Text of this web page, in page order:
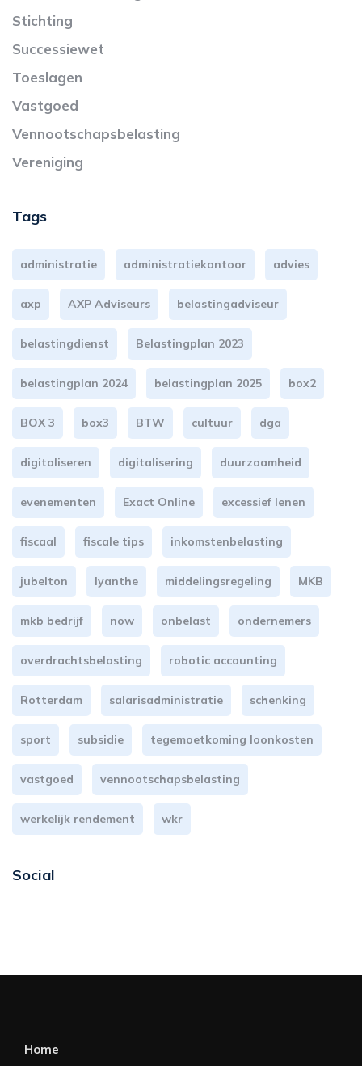
Stichting
Successiewet
Toeslagen
Vastgoed
Vennootschapsbelasting
Vereniging
Tags
administratie administratiekantoor advies
axp AXP Adviseurs belastingadviseur
belastingdienst Belastingplan 2023
belastingplan 2024 belastingplan 2025 box2
BOX 3 box3 BTW cultuur dga
digitaliseren digitalisering duurzaamheid
evenementen Exact Online excessief lenen
fiscaal fiscale tips inkomstenbelasting
jubelton lyanthe middelingsregeling MKB
mkb bedrijf now onbelast ondernemers
overdrachtsbelasting robotic accounting
Rotterdam salarisadministratie schenking
sport subsidie tegemoetkoming loonkosten
vastgoed vennootschapsbelasting
werkelijk rendement wkr
Social
Home